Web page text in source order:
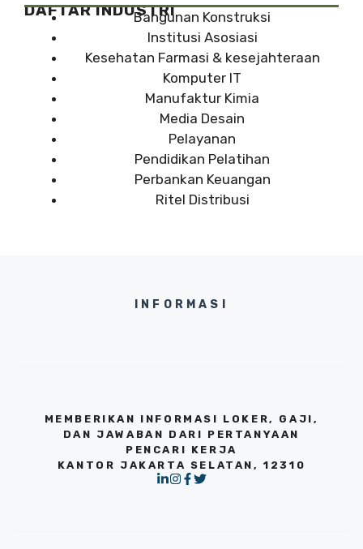
DAFTAR INDUSTRIBangunan Konstruksi
Institusi Asosiasi
Kesehatan Farmasi & kesejahteraan
Komputer IT
Manufaktur Kimia
Media Desain
Pelayanan
Pendidikan Pelatihan
Perbankan Keuangan
Ritel Distribusi
INFORMASI
MEMBERIKAN INFORMASI LOKER, GAJI,
DAN JAWABAN DARI PERTANYAAN
PENCARI KERJA
KANTOR JAKARTA SELATAN, 12310